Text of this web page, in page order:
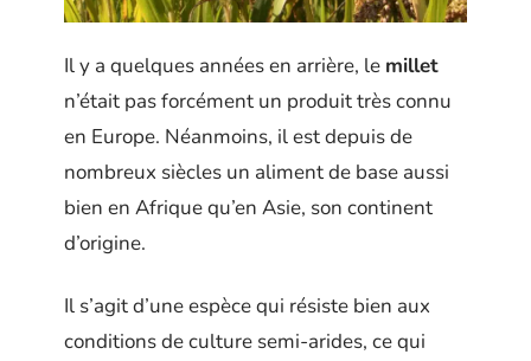
Il y a quelques années en arrière, le millet
n’était pas forcément un produit très connu
en Europe. Néanmoins, il est depuis de
nombreux siècles un aliment de base aussi
bien en Afrique qu’en Asie, son continent
d’origine.
Il s’agit d’une espèce qui résiste bien aux
conditions de culture semi-arides, ce qui